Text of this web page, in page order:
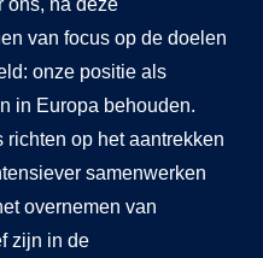
ons, na deze
van focus op de doelen
onze positie als
in Europa behouden.
op het aantrekken
samenwerken
overnemen van
zijn in de